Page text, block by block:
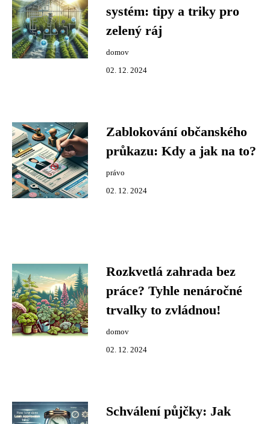
systém: tipy a triky pro
zelený ráj
domov
02. 12. 2024
Zablokování občanského
průkazu: Kdy a jak na to?
právo
02. 12. 2024
Rozkvetlá zahrada bez
práce? Tyhle nenáročné
trvalky to zvládnou!
domov
02. 12. 2024
Schválení půjčky: Jak